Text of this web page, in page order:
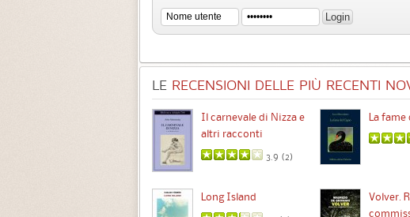
LE RECENSIONI DELLE PIÙ RECENTI
Il carnevale di Nizza e
altri racconti
3.9 (2)
La fame
Long Island
Volver.